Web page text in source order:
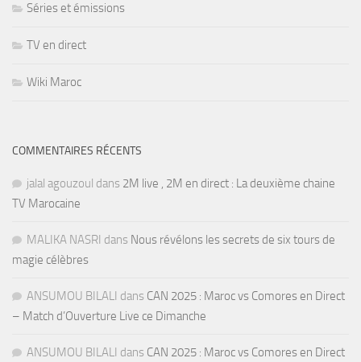
Séries et émissions
TV en direct
Wiki Maroc
COMMENTAIRES RÉCENTS
jalal agouzoul dans 2M live , 2M en direct : La deuxième chaine
TV Marocaine
MALIKA NASRI dans Nous révélons les secrets de six tours de
magie célèbres
ANSUMOU BILALI dans CAN 2025 : Maroc vs Comores en Direct
– Match d’Ouverture Live ce Dimanche
ANSUMOU BILALI dans CAN 2025 : Maroc vs Comores en Direct